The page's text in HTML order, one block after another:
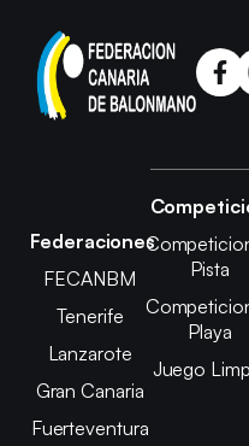
Federaciones
FECANBM
Tenerife
Lanzarote
Gran Canaria
Fuerteventura
Pista
Playa
Juego